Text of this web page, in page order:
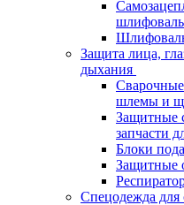
Защита лица,
дыхания
шлемы и
Защитные
запчасти
Блоки
Защитные
Спецодежда для